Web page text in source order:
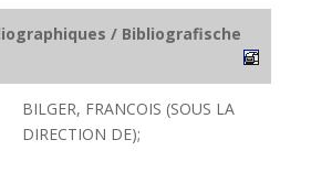
/ Bibliografische
BILGER, FRANCOIS (SOUS LA
DIRECTION DE);